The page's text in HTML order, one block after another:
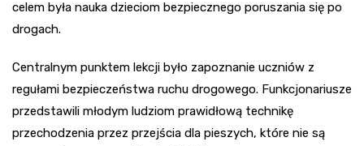
celem była nauka dzieciom bezpiecznego poruszania się po
drogach.
Centralnym punktem lekcji było zapoznanie uczniów z
regułami bezpieczeństwa ruchu drogowego. Funkcjonariusze
przedstawili młodym ludziom prawidłową technikę
przechodzenia przez przejścia dla pieszych, które nie są